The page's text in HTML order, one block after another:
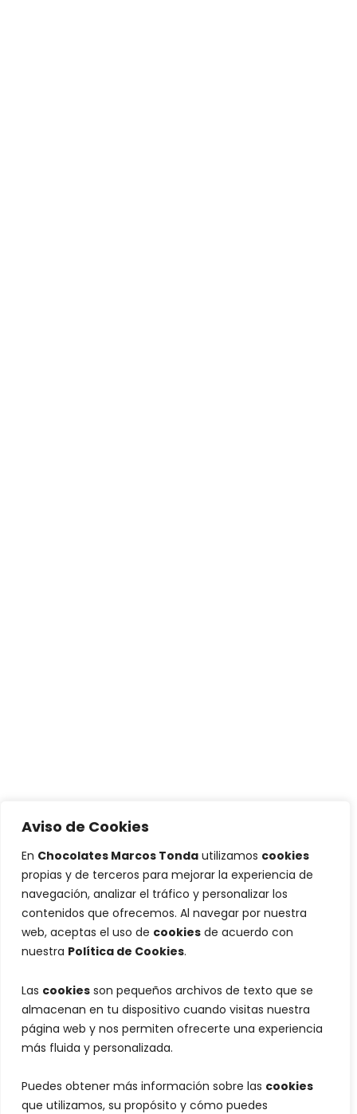
Aviso de Cookies
En Chocolates Marcos Tonda utilizamos cookies
propias y de terceros para mejorar la experiencia de
navegación, analizar el tráfico y personalizar los
contenidos que ofrecemos. Al navegar por nuestra
web, aceptas el uso de cookies de acuerdo con
nuestra Política de Cookies.
Las cookies son pequeños archivos de texto que se
almacenan en tu dispositivo cuando visitas nuestra
página web y nos permiten ofrecerte una experiencia
más fluida y personalizada.
Puedes obtener más información sobre las cookies
que utilizamos, su propósito y cómo puedes